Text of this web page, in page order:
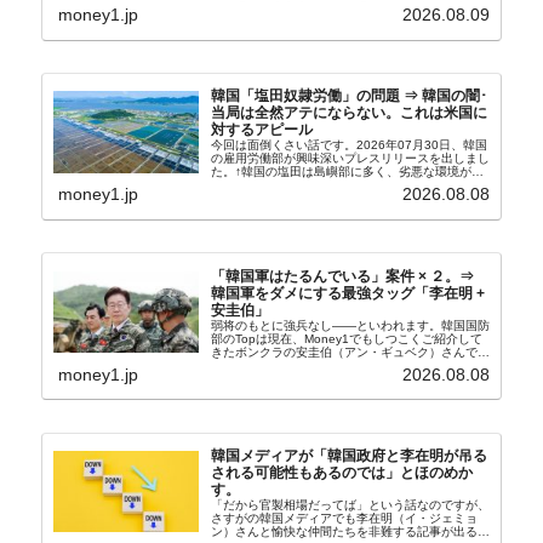
の経常収支です。2026年06月貿易収支：4...
money1.jp 2026.08.09
韓国「塩田奴隷労働」の問題 ⇒ 韓国の闇･
当局は全然アテにならない。これは米国に
対するアピール
今回は面倒くさい話です。2026年07月30日、韓国
の雇用労働部が興味深いプレスリリースを出しまし
た。↑韓国の塩田は島嶼部に多く、劣悪な環境が一
般に見られることが少ないため、事件の発覚を妨げ
たといわれます（後述）。これは、いわゆる「塩田
money1.jp 2026.08.08
「韓国軍はたるんでいる」案件 × ２。⇒
韓国軍をダメにする最強タッグ「李在明 +
安圭伯」
弱将のもとに強兵なし――といわれます。韓国国防
部のTopは現在、Money1でもしつこくご紹介して
きたボンクラの安圭伯（アン・ギュベク）さんで
さんと「韓国初の文官上がり」の国防部長官安圭伯
money1.jp 2026.08.08
韓国メディアが「韓国政府と李在明が吊る
される可能性もあるのでは」とほのめか
す。
「だから官製相場だってば」という話なのですが、
さすがの韓国メディアでも李在明（イ・ジェミョ
ン）さんと愉快な仲間たちを非難する記事が出るよ